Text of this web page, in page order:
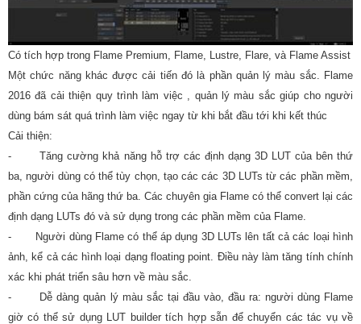
Có tích hợp trong Flame Premium, Flame, Lustre, Flare, và Flame Assist
Một chức năng khác được cải tiến đó là phần quản lý màu sắc. Flame
2016 đã cải thiện quy trình làm việc , quản lý màu sắc giúp cho người
dùng bám sát quá trình làm việc ngay từ khi bắt đầu tới khi kết thúc
Cải thiện:
- Tăng cường khả năng hỗ trợ các định dạng 3D LUT của bên thứ
ba, người dùng có thể tùy chọn, tạo các các 3D LUTs từ các phần mềm,
phần cứng của hãng thứ ba. Các chuyên gia Flame có thể convert lại các
định dạng LUTs đó và sử dụng trong các phần mềm của Flame.
- Người dùng Flame có thể áp dụng 3D LUTs lên tất cả các loại hình
ảnh, kể cả các hình loại dạng floating point. Điều này làm tăng tính chính
xác khi phát triển sâu hơn về màu sắc.
- Dễ dàng quản lý màu sắc tại đầu vào, đầu ra: người dùng Flame
giờ có thể sử dụng LUT builder tích hợp sẵn để chuyển các tác vụ về